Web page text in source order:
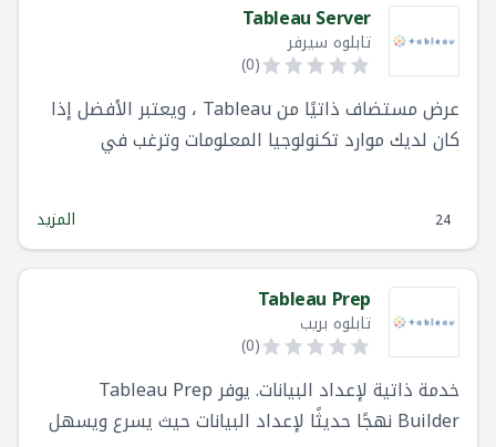
Tableau Server
تابلوه سيرفر
(
0
)
عرض مستضاف ذاتيًا من Tableau ، ويعتبر الأفضل إذا
كان لديك موارد تكنولوجيا المعلومات وترغب في
24 المزيد
Tableau Prep
تابلوه بريب
(
0
)
خدمة ذاتية لإعداد البيانات. يوفر Tableau Prep
Builder نهجًا حديثًا لإعداد البيانات حيث يسرع ويسهل